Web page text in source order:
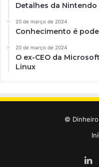
Detalhes da
20 de março de 2024
Conhecimento é
20 de março de 2024
O ex-CEO da
Linux
©